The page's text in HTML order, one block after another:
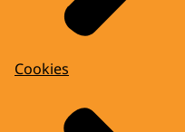
Cookies